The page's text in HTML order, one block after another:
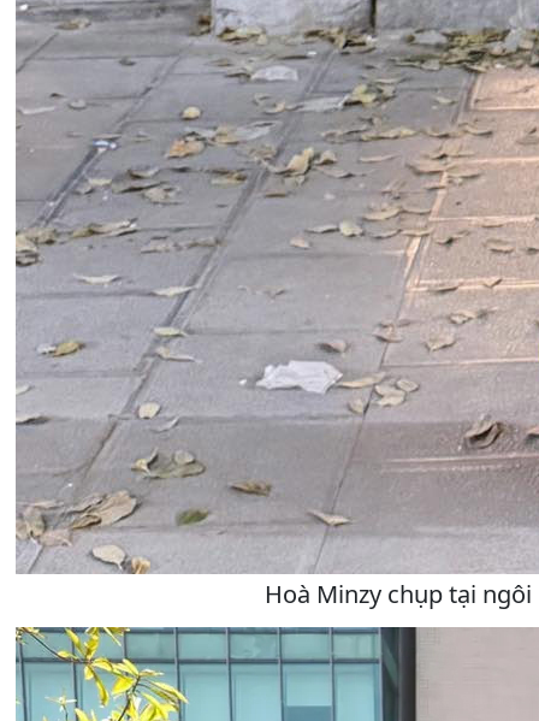
Hoà Minzy chụp tại